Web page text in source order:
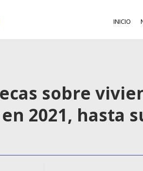
INICIO
sobre
2021, hasta